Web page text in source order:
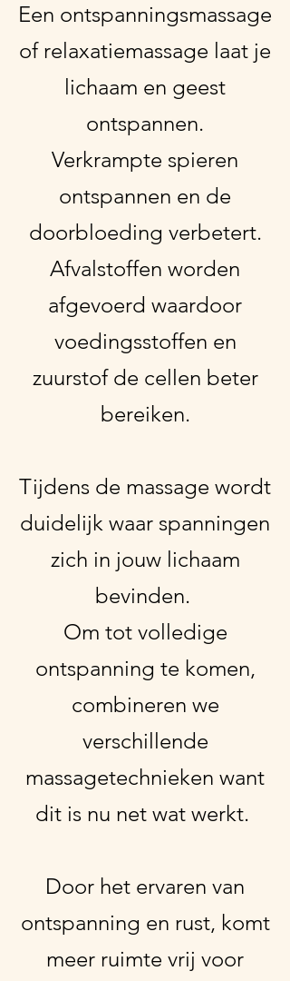
Een ontspanningsmassage
of relaxatiemassage laat je
lichaam en geest
ontspannen.​
Verkrampte spieren
ontspannen en de
doorbloeding verbetert.
Afvalstoffen worden
afgevoerd waardoor
voedingsstoffen en
zuurstof de cellen beter
bereiken.
Tijdens de massage wordt
duidelijk waar spanningen
zich in jouw lichaam
bevinden.
Om tot volledige
ontspanning te komen,
combineren we
verschillende
massagetechnieken want
dit is nu net wat werkt.
Door het ervaren van
ontspanning en rust, komt
meer ruimte vrij voor